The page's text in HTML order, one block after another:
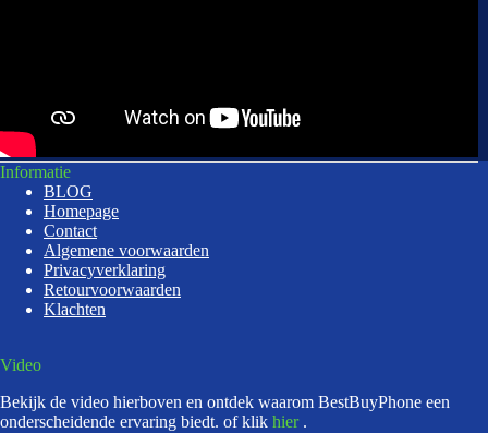
Informatie
BLOG
Homepage
Contact
Algemene voorwaarden
Privacyverklaring
Retourvoorwaarden
Klachten
Video
Bekijk de video hierboven en ontdek waarom BestBuyPhone een
onderscheidende ervaring biedt. of klik hier .